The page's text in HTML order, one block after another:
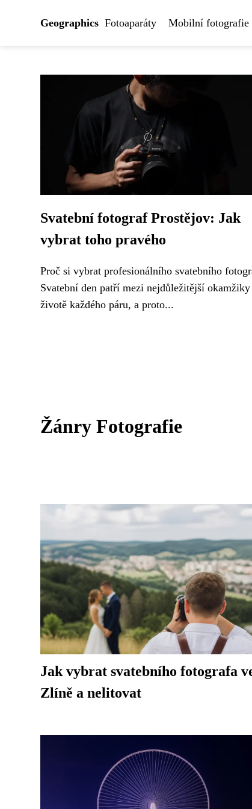
Geographics Fotoaparáty Mobilní fotografie
Svatební fotograf Prostějov: Jak
vybrat toho pravého
Proč si vybrat profesionálního svatebního
Svatební den patří mezi nejdůležitější
životě každého páru, a proto...
Žánry Fotografie
Jak vybrat svatebního fotografa
Zlíně a nelitovat